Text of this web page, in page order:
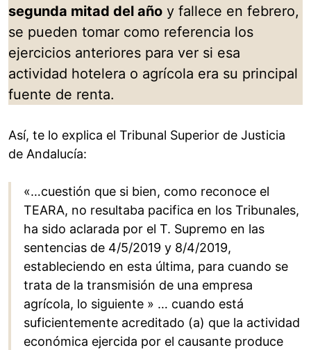
segunda mitad del año y fallece en febrero,
se pueden tomar como referencia los
ejercicios anteriores para ver si esa
actividad hotelera o agrícola era su principal
fuente de renta.
Así, te lo explica el Tribunal Superior de Justicia
de Andalucía:
«…cuestión que si bien, como reconoce el
TEARA, no resultaba pacifica en los Tribunales,
ha sido aclarada por el T. Supremo en las
sentencias de 4/5/2019 y 8/4/2019,
estableciendo en esta última, para cuando se
trata de la transmisión de una empresa
agrícola, lo siguiente » … cuando está
suficientemente acreditado (a) que la actividad
económica ejercida por el causante produce